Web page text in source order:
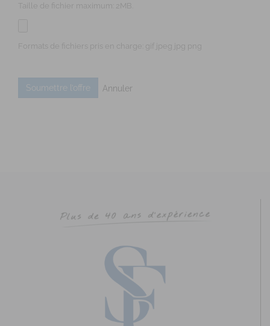
Taille de fichier maximum: 2MB.
Formats de fichiers pris en charge: gif jpeg jpg png
Annuler